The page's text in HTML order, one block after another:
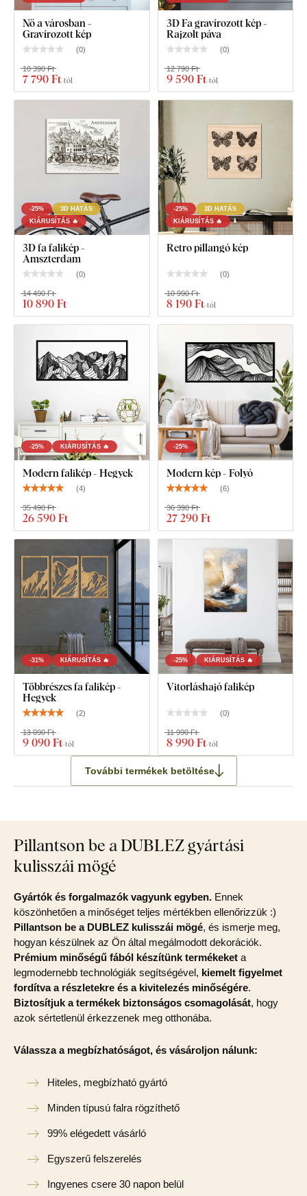
előírásait, ezért beltérben is biztonságosan használható–
akár gyerekszobában is.
Mit talál a csomagban?
Gravírozott dekoráció - Bicikli a fa alatt
1-2 akasztó a kép hátulján
Nő a városban -
Gravírozott kép
(0)
7 790 Ft-tól
10 390 Ft
3D Fa gravírozott kép -
Rajzolt páva
(0)
9 590 Ft-tól
12 790 Ft
-25%
3D HATÁS
KIÁRUSÍTÁS 🔥
3D fa falikép -
Amszterdam
(0)
10 890 Ft
14 490 Ft
-25%
3D HATÁS
KIÁRUSÍTÁS 🔥
Retro pillangó kép
(0)
8 190 Ft-tól
10 990 Ft
-25% KIÁRUSÍTÁS 🔥
Modern falikép - Hegyek
(4)
26 590 Ft
35 490 Ft
-25%
Modern kép - Folyó
(6)
27 290 Ft
36 390 Ft
-31% KIÁRUSÍTÁS 🔥
Többrészes fa falikép -
Hegyek
(2)
9 090 Ft-tól
13 090 Ft
-25% KIÁRUSÍTÁS 🔥
Vitorláshajó falikép
(0)
8 990 Ft-tól
11 990 Ft
További termékek betöltése
Pillantson be a DUBLEZ gyártási
kulisszái mögé
Gyártók és forgalmazók vagyunk egyben. Ennek
köszönhetően a minőséget teljes mértékben ellenőrizzük :)
Pillantson be a DUBLEZ kulisszái mögé, és ismerje meg,
hogyan készülnek az Ön által megálmodott dekorációk.
Prémium minőségű fából készítünk termékeket a
legmodernebb technológiák segítségével, kiemelt figyelmet
fordítva a részletekre és a kivitelezés minőségére.
Biztosítjuk a termékek biztonságos csomagolását, hogy
azok sértetlenül érkezzenek meg otthonába.
Válassza a megbízhatóságot, és vásároljon nálunk:
Hiteles, megbízható gyártó
Minden típusú falra rögzíthető
99% elégedett vásárló
Egyszerű felszerelés
Ingyenes csere 30 napon belül